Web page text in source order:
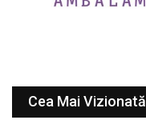
Cea Mai Vizionată